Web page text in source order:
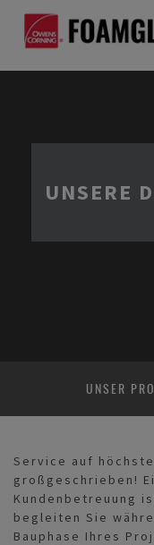
UNSERE
UNSER
Service auf
großgeschrieben!
Kundenbetreuung
begleiten Sie
Bauphase Ihres